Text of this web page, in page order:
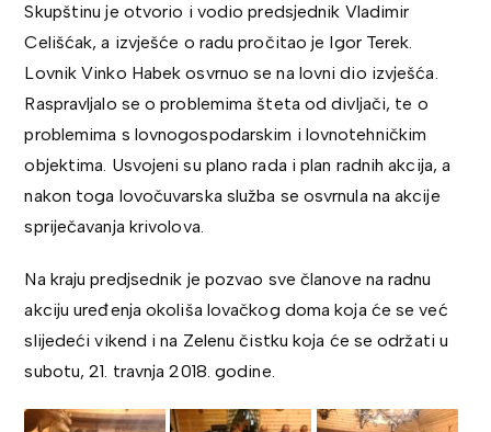
Skupštinu je otvorio i vodio predsjednik Vladimir
Celišćak, a izvješće o radu pročitao je Igor Terek.
Lovnik Vinko Habek osvrnuo se na lovni dio izvješća.
Raspravljalo se o problemima šteta od divljači, te o
problemima s lovnogospodarskim i lovnotehničkim
objektima. Usvojeni su plano rada i plan radnih akcija, a
nakon toga lovočuvarska služba se osvrnula na akcije
spriječavanja krivolova.
Na kraju predjsednik je pozvao sve članove na radnu
akciju uređenja okoliša lovačkog doma koja će se već
slijedeći vikend i na Zelenu čistku koja će se održati u
subotu, 21. travnja 2018. godine.